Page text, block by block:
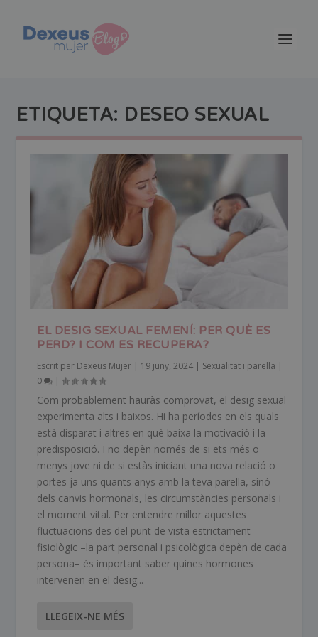
ETIQUETA: DESEO SEXUAL
EL DESIG SEXUAL FEMENÍ: PER QUÈ ES
PERD? I COM ES RECUPERA?
Escrit per Dexeus Mujer | 19 juny, 2024 | Sexualitat i parella |
0
|
Com probablement hauràs comprovat, el desig sexual
experimenta alts i baixos. Hi ha períodes en els quals
està disparat i altres en què baixa la motivació i la
predisposició. I no depèn només de si ets més o
menys jove ni de si estàs iniciant una nova relació o
portes ja uns quants anys amb la teva parella, sinó
dels canvis hormonals, les circumstàncies personals i
el moment vital. Per entendre millor aquestes
fluctuacions des del punt de vista estrictament
fisiològic –la part personal i psicològica depèn de cada
persona– és important saber quines hormones
intervenen en el desig...
LLEGEIX-NE MÉS